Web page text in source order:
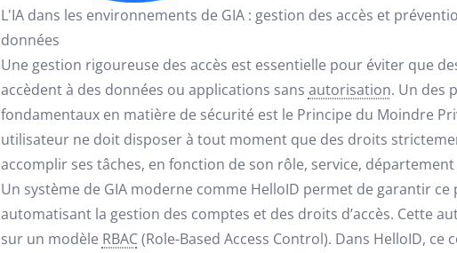
L'IA dans les environnements de GIA : gestion des accès et
données
Une gestion rigoureuse des accès est essentielle pour éviter que
accèdent à des données ou applications sans autorisation. Un des
fondamentaux en matière de sécurité est le Principe du Moindre
utilisateur ne doit disposer à tout moment que des droits
accomplir ses tâches, en fonction de son rôle, service,
Un système de GIA moderne comme HelloID permet de garantir ce
automatisant la gestion des comptes et des droits d’accès. Cette
sur un modèle RBAC(Role-Based Access Control). Dans HelloID, ce